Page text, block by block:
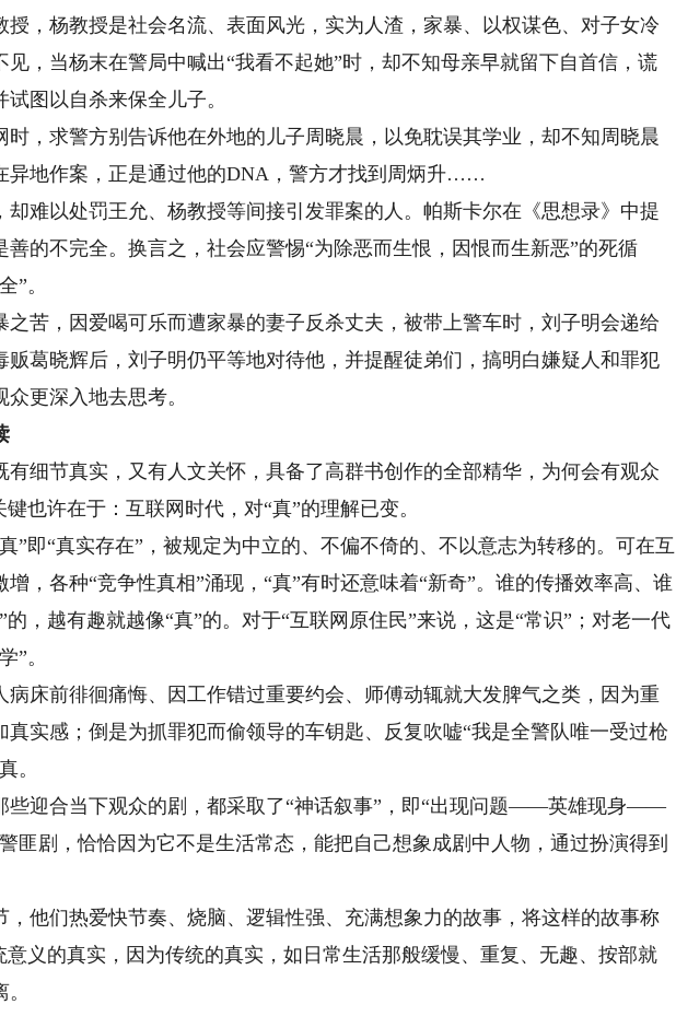
杨教授是社会名流、表面风光，实为人渣，家暴、以权谋色、对子女冷
见，当杨末在警局中喊出“我看不起她”时，却不知母亲早就留下自首信，谎
图以自杀来保全儿子。
求警方别告诉他在外地的儿子周晓晨，以免耽误其学业，却不知周晓晨
异地作案，正是通过他的DNA，警方才找到周炳升……
以处罚王允、杨教授等间接引发罪案的人。帕斯卡尔在《思想录》中提
善的不完全。换言之，社会应警惕“为除恶而生恨，因恨而生新恶”的死循
”。
，因爱喝可乐而遭家暴的妻子反杀丈夫，被带上警车时，刘子明会递给
贩葛晓辉后，刘子明仍平等地对待他，并提醒徒弟们，搞明白嫌疑人和罪犯
更深入地去思考。
节真实，又有人文关怀，具备了高群书创作的全部精华，为何会有观众
也许在于：互联网时代，对“真”的理解已变。
“真实存在”，被规定为中立的、不偏不倚的、不以意志为转移的。可在互
，各种“竞争性真相”涌现，“真”有时还意味着“新奇”。谁的传播效率高、谁
的，越有趣就越像“真”的。对于“互联网原住民”来说，这是“常识”；对老一代
”。
前徘徊痛悔、因工作错过重要约会、师傅动辄就大发脾气之类，因为重
真实感；倒是为抓罪犯而偷领导的车钥匙、反复吹嘘“我是全警队唯一受过枪
。
迎合当下观众的剧，都采取了“神话叙事”，即“出现问题——英雄现身——
匪剧，恰恰因为它不是生活常态，能把自己想象成剧中人物，通过扮演得到
们热爱快节奏、烧脑、逻辑性强、充满想象力的故事，将这样的故事称
意义的真实，因为传统的真实，如日常生活那般缓慢、重复、无趣、按部就